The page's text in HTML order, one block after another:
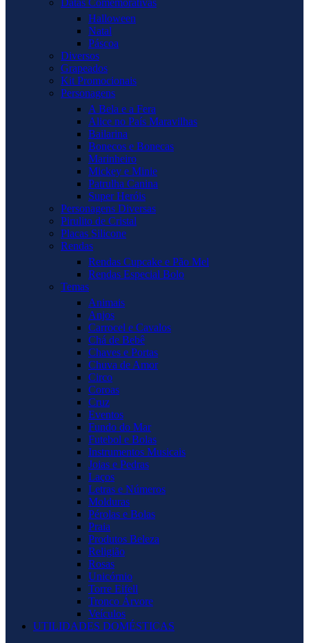
Datas Comemorativas
Halloween
Natal
Páscoa
Diversos
Grapeados
Kit Promocionais
Personagens
A Bela e a Fera
Alice no País Maravilhas
Bailarina
Bonecos e Bonecas
Marinheiro
Mickey e Minie
Patrulha Canina
Super Heróis
Personagens Diversas
Pirulito de Cristal
Placas Silicone
Rendas
Rendas Cupcake e Pão Mel
Rendas Especial Bolo
Temas
Animais
Anjos
Carrocel e Cavalos
Chá de Bebê
Chaves e Portas
Chuva de Amor
Circo
Coroas
Cruz
Eventos
Fundo do Mar
Futebol e Bolas
Instrumentos Musicais
Joias e Pedras
Laços
Letras e Números
Molduras
Pérolas e Bolas
Praia
Produtos Beleza
Religião
Rosas
Unicórnio
Torre Eifell
Tronco Árvore
Veículos
UTILIDADES DOMÉSTICAS